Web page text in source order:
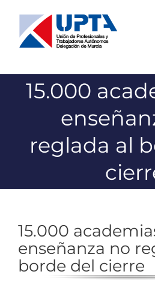
contenido
15.000
reglada al
15.000
enseñanza no
borde del cierre